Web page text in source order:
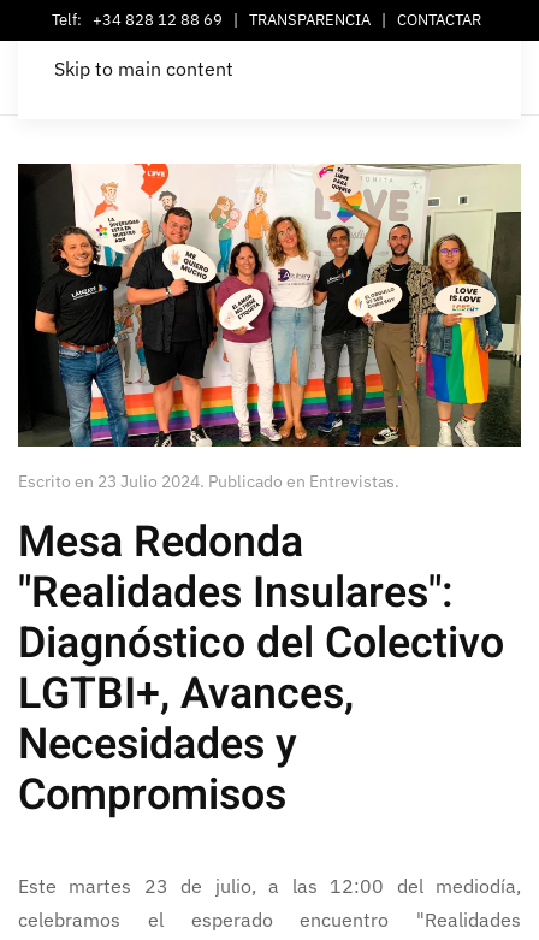
Telf: +34 828 12 88 69 | TRANSPARENCIA | CONTACTAR
Skip to main content
Escrito en 23 Julio 2024. Publicado en Entrevistas.
Mesa Redonda
"Realidades Insulares":
Diagnóstico del Colectivo
LGTBI+, Avances,
Necesidades y
Compromisos
Este martes 23 de julio, a las 12:00 del mediodía,
celebramos el esperado encuentro "Realidades